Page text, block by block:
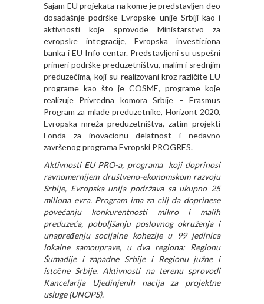
Sajam EU projekata na kome je predstavljen deo
dosadašnje podrške Evropske unije Srbiji kao i
aktivnosti koje sprovode Ministarstvo za
evropske integracije, Evropska investiciona
banka i EU Info centar. Predstavljeni su uspešni
primeri podrške preduzetništvu, malim i srednjim
preduzećima, koji su realizovani kroz različite EU
programe kao što je COSME, programe koje
realizuje Privredna komora Srbije – Erasmus
Program za mlade preduzetnike, Horizont 2020,
Evropska mreža preduzetništva, zatim projekti
Fonda za inovacionu delatnost i nedavno
završenog programa Evropski PROGRES.
Aktivnosti EU PRO-a, programa koji doprinosi
ravnomernijem društveno-ekonomskom razvoju
Srbije, Evropska unija podržava sa ukupno 25
miliona evra. Program ima za cilj da doprinese
povećanju konkurentnosti mikro i malih
preduzeća, poboljšanju poslovnog okruženja i
unapređenju socijalne kohezije u 99 jedinica
lokalne samouprave, u dva regiona: Regionu
Šumadije i zapadne Srbije i Regionu južne i
istočne Srbije. Aktivnosti na terenu sprovodi
Kancelarija Ujedinjenih nacija za projektne
usluge (UNOPS).